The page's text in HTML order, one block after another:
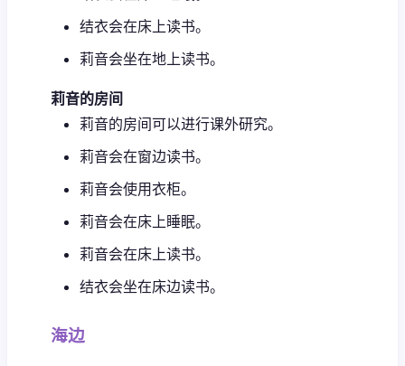
结衣会在床上读书。
莉音会坐在地上读书。
莉音的房间
莉音的房间可以进行课外研究。
莉音会在窗边读书。
莉音会使用衣柜。
莉音会在床上睡眠。
莉音会在床上读书。
结衣会坐在床边读书。
海边